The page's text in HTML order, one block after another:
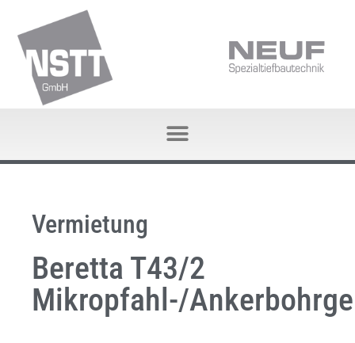
Vermietung
Beretta T43/2
Mikropfahl-/